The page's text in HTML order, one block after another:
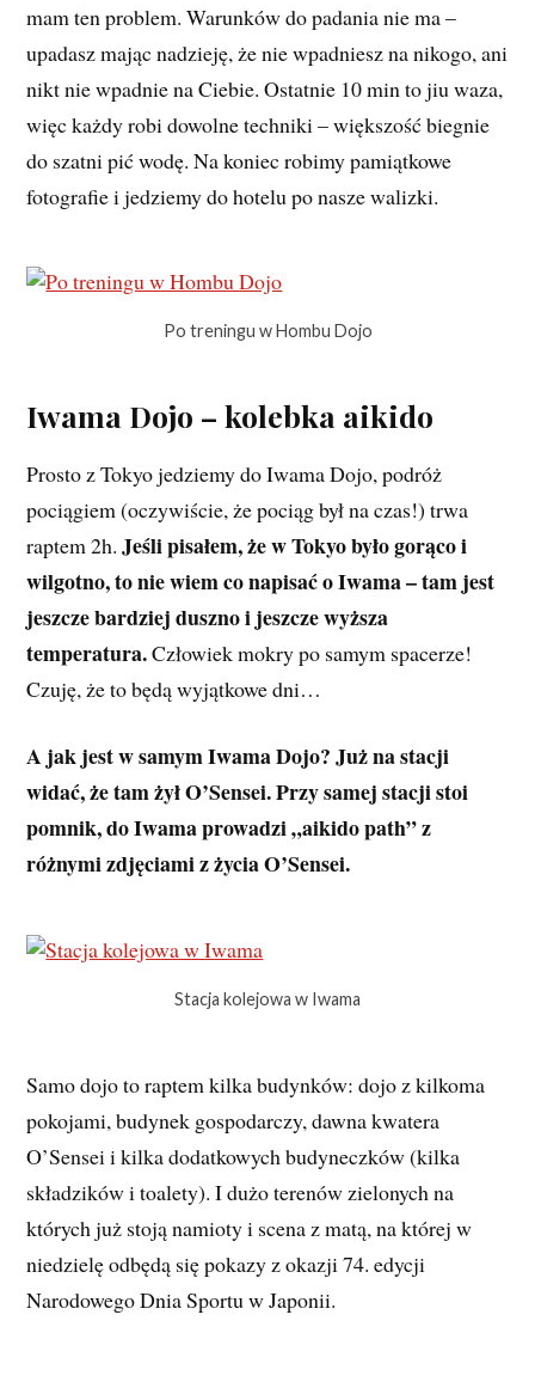
mam ten problem. Warunków do padania nie ma –
upadasz mając nadzieję, że nie wpadniesz na nikogo, ani
nikt nie wpadnie na Ciebie. Ostatnie 10 min to jiu waza,
więc każdy robi dowolne techniki – większość biegnie
do szatni pić wodę. Na koniec robimy pamiątkowe
fotografie i jedziemy do hotelu po nasze walizki.
Po treningu w Hombu Dojo
Iwama Dojo – kolebka aikido
Prosto z Tokyo jedziemy do Iwama Dojo, podróż
pociągiem (oczywiście, że pociąg był na czas!) trwa
raptem 2h.Jeśli pisałem, że w Tokyo było gorąco i
wilgotno, to nie wiem co napisać o Iwama – tam jest
jeszcze bardziej duszno i jeszcze wyższa
temperatura.Człowiek mokry po samym spacerze!
Czuję, że to będą wyjątkowe dni…
A jak jest w samym Iwama Dojo? Już na stacji
widać, że tam żył O’Sensei. Przy samej stacji stoi
pomnik, do Iwama prowadzi „aikido path” z
różnymi zdjęciami z życia O’Sensei.
Stacja kolejowa w Iwama
Samo dojo to raptem kilka budynków: dojo z kilkoma
pokojami, budynek gospodarczy, dawna kwatera
O’Sensei i kilka dodatkowych budyneczków (kilka
składzików i toalety). I dużo terenów zielonych na
których już stoją namioty i scena z matą, na której w
niedzielę odbędą się pokazy z okazji 74. edycji
Narodowego Dnia Sportu w Japonii.